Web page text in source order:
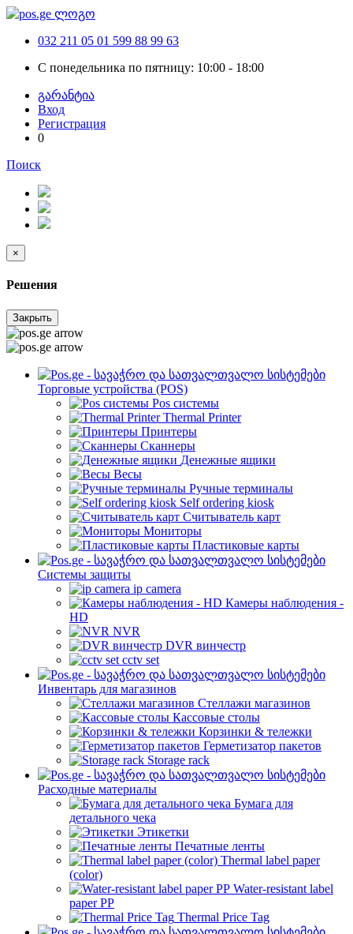
032 211 05 01 599 88 99 63
С понедельника по пятницу: 10:00 - 18:00
გარანტია
Вход
Регистрация
0
Поиск
×
Решения
Закрыть
Торговые устройства (POS)
Pos системы
Thermal Printer
Принтеры
Сканнеры
Денежные ящики
Весы
Ручные терминалы
Self ordering kiosk
Считыватель карт
Мониторы
Пластиковые карты
Cистемы защиты
ip camera
Камеры наблюдения -
HD
NVR
DVR винчестр
cctv set
Инвентарь для магазинов
Стеллажи магазинов
Кассовые столы
Корзинки & тележки
Герметизатор пакетов
Storage rack
Расходные материалы
Бумага для
детального чека
Этикетки
Печатные ленты
Thermal label paper
(color)
Water-resistant label
paper PP
Thermal Price Tag